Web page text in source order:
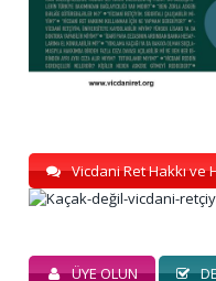
Vicdani Ret Hakkı ve
ÜYE OLUN